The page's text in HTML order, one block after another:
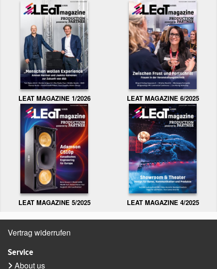
LEAT MAGAZINE 1/2026 LEAT MAGAZINE 6/2025
LEAT MAGAZINE 5/2025 LEAT MAGAZINE 4/2025
Vertrag widerrufen
Service
About us